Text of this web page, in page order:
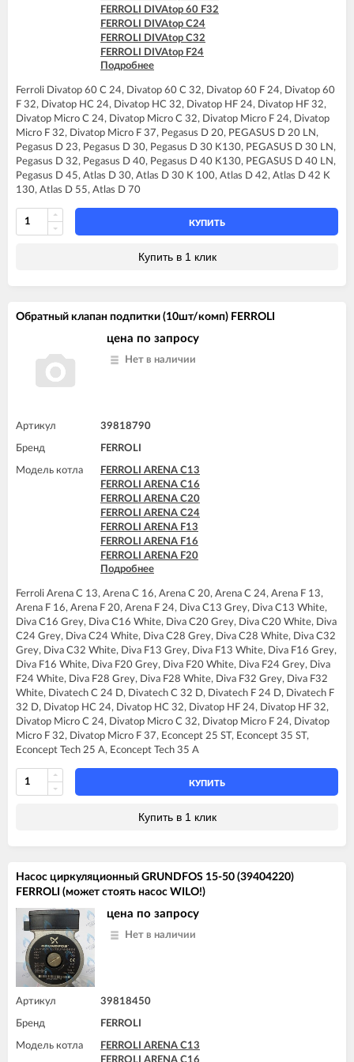
FERROLI DIVAtop 60 F32
FERROLI DIVAtop C24
FERROLI DIVAtop C32
FERROLI DIVAtop F24
FERROLI DIVAtop F32
FERROLI DIVAtop HC24
FERROLI DIVAtop HC32
FERROLI DIVAtop HF24
FERROLI DIVAtop HF32
FERROLI DIVAtop Low Nox C24
FERROLI DIVAtop Low Nox C32
FERROLI DIVAtop Low Nox F24
FERROLI DIVAtop Low Nox F32
FERROLI DIVAtop micro C24
FERROLI DIVAtop micro C32
FERROLI DIVAtop micro F24
FERROLI DIVAtop micro F32
FERROLI DIVAtop micro F37
FERROLI DIVAtop micro LN F32
FERROLI DIVAtop ST C24
FERROLI DIVAtop ST F24
Подробнее
Ferroli Divatop 60 C 24, Divatop 60 C 32, Divatop 60 F 24, Divatop 60
F 32, Divatop HC 24, Divatop HC 32, Divatop HF 24, Divatop HF 32,
Divatop Micro C 24, Divatop Micro C 32, Divatop Micro F 24, Divatop
Micro F 32, Divatop Micro F 37, Pegasus D 20, PEGASUS D 20 LN,
Pegasus D 23, Pegasus D 30, Pegasus D 30 K130, PEGASUS D 30 LN,
Pegasus D 32, Pegasus D 40, Pegasus D 40 K130, PEGASUS D 40 LN,
Pegasus D 45, Atlas D 30, Atlas D 30 K 100, Atlas D 42, Atlas D 42 K
130, Atlas D 55, Atlas D 70
КУПИТЬ
Купить в 1 клик
Обратный клапан подпитки (10шт/комп) FERROLI
цена по запросу
Нет в наличии
Артикул 39818790
Бренд FERROLI
Модель котла
FERROLI ARENA C13
FERROLI ARENA C16
FERROLI ARENA C20
FERROLI ARENA C24
FERROLI ARENA F13
FERROLI ARENA F16
FERROLI ARENA F20
FERROLI ARENA F24
FERROLI BLUEHELIX TECH 25C
FERROLI BLUEHELIX TECH 35 A
FERROLI BLUEHELIX TECH 35C
FERROLI DIVA C13
FERROLI DIVA C16
FERROLI DIVA C20
FERROLI DIVA C24
FERROLI DIVA C28
FERROLI DIVA C32
FERROLI DIVA F13
FERROLI DIVA F16
FERROLI DIVA F20
FERROLI DIVA F24
FERROLI DIVA F32
FERROLI DIVA F37
FERROLI DIVAproject F24
FERROLI DIVAtop F32
FERROLI DIVAtop F37
FERROLI DIVAtop HC24
FERROLI DIVAtop HF24
FERROLI DIVAtop Low Nox F32
FERROLI DIVAtop micro C32
FERROLI DIVAtop micro F24
FERROLI DIVAtop micro F32
Подробнее
Ferroli Arena C 13, Arena C 16, Arena C 20, Arena C 24, Arena F 13,
Arena F 16, Arena F 20, Arena F 24, Diva C13 Grey, Diva C13 White,
Diva C16 Grey, Diva C16 White, Diva C20 Grey, Diva C20 White, Diva
C24 Grey, Diva C24 White, Diva C28 Grey, Diva C28 White, Diva C32
Grey, Diva C32 White, Diva F13 Grey, Diva F13 White, Diva F16 Grey,
Diva F16 White, Diva F20 Grey, Diva F20 White, Diva F24 Grey, Diva
F24 White, Diva F28 Grey, Diva F28 White, Diva F32 Grey, Diva F32
White, Divatech C 24 D, Divatech C 32 D, Divatech F 24 D, Divatech F
32 D, Divatop HC 24, Divatop HC 32, Divatop HF 24, Divatop HF 32,
Divatop Micro C 24, Divatop Micro C 32, Divatop Micro F 24, Divatop
Micro F 32, Divatop Micro F 37, Econcept 25 ST, Econcept 35 ST,
Econcept Tech 25 A, Econcept Tech 35 A
КУПИТЬ
Купить в 1 клик
Насос циркуляционный GRUNDFOS 15-50 (39404220)
FERROLI (может стоять насос WILO!)
цена по запросу
Нет в наличии
Артикул 39818450
Бренд FERROLI
Модель котла
FERROLI ARENA C13
FERROLI ARENA C16